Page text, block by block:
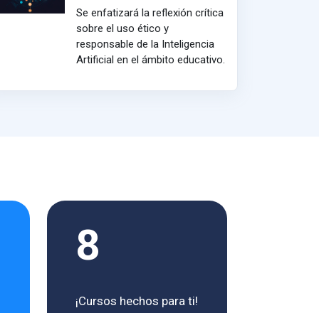
Se enfatizará la reflexión crítica
sobre el uso ético y
responsable de la Inteligencia
Artificial en el ámbito educativo.
8
¡Cursos hechos para ti!